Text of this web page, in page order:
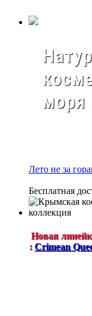
моря
Лето не за
Бесплатная
Новая
: Crimean